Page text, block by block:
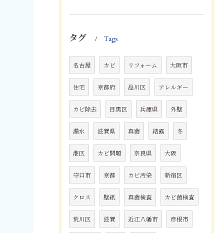
タグ Tags
名古屋 カビ リフォーム 大阪市
住宅 京都府 品川区 アレルギー
カビ除去 目黒区 兵庫県 外壁
漏水 滋賀県 真菌 結露 冬
港区 カビ問題 奈良県 大阪
守口市 京都 カビ汚染 新宿区
クロス 壁紙 真菌検査 カビ菌検査
荒川区 滋賀 近江八幡市 彦根市